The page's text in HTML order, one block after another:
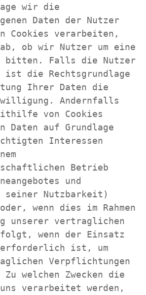
wir die
Daten der Nutzer
Cookies verarbeiten,
ab, ob wir Nutzer um eine
bitten. Falls die Nutzer
die Rechtsgrundlage
Ihrer Daten die
Andernfalls
von Cookies
Daten auf Grundlage
Interessen
Betrieb
und
seiner Nutzbarkeit)
wenn dies im Rahmen
unserer vertraglichen
wenn der Einsatz
erforderlich ist, um
Verpflichtungen
welchen Zwecken die
verarbeitet werden,